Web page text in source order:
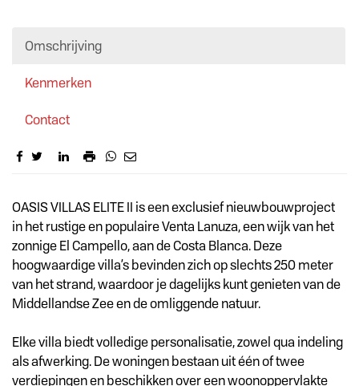
Omschrijving
Kenmerken
Contact
Omschrijving
OASIS VILLAS ELITE II is een exclusief nieuwbouwproject
in het rustige en populaire Venta Lanuza, een wijk van het
zonnige El Campello, aan de Costa Blanca. Deze
hoogwaardige villa’s bevinden zich op slechts 250 meter
van het strand, waardoor je dagelijks kunt genieten van de
Middellandse Zee en de omliggende natuur.
Elke villa biedt volledige personalisatie, zowel qua indeling
als afwerking. De woningen bestaan uit één of twee
verdiepingen en beschikken over een woonoppervlakte